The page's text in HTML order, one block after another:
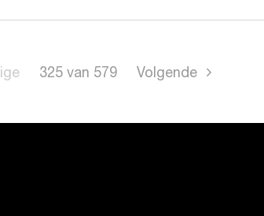
325van 579 Volgende